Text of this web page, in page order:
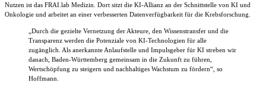
Nutzen ist das FRAI.lab Medizin. Dort sitzt die KI-Allianz an der Schnittstelle von KI und
Onkologie und arbeitet an einer verbesserten Datenverfügbarkeit für die Krebsforschung.
„Durch die gezielte Vernetzung der Akteure, den Wissenstransfer und die
Transparenz werden die Potenziale von KI-Technologien für alle
zugänglich. Als anerkannte Anlaufstelle und Impulsgeber für KI streben wir
danach, Baden-Württemberg gemeinsam in die Zukunft zu führen,
Wertschöpfung zu steigern und nachhaltiges Wachstum zu fördern“, so
Hoffmann.